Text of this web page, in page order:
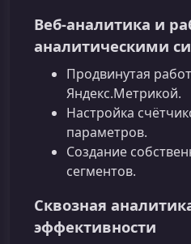
Веб‑аналитика и
аналитическими
Продвинутая
Яндекс.Метрикой.
Настройка
параметров.
Создание
сегментов.
Сквозная
эффективности